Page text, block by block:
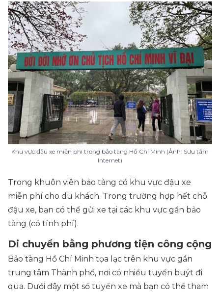
Khu vực đậu xe miễn phí trong bảo tàng Hồ Chí Minh (Ảnh: Sưu tầm
Internet)
Trong khuôn viên bảo tàng có khu vực đậu xe
miễn phí cho du khách. Trong trường hợp hết chỗ
đậu xe, bạn có thể gửi xe tại các khu vực gần bảo
tàng (có tính phí).
Di chuyển bằng phương tiện công cộng
Bảo tàng Hồ Chí Minh tọa lạc trên khu vực gần
trung tâm Thành phố, nơi có nhiều tuyến buýt đi
qua. Dưới đây một số tuyến xe mà bạn có thể tham